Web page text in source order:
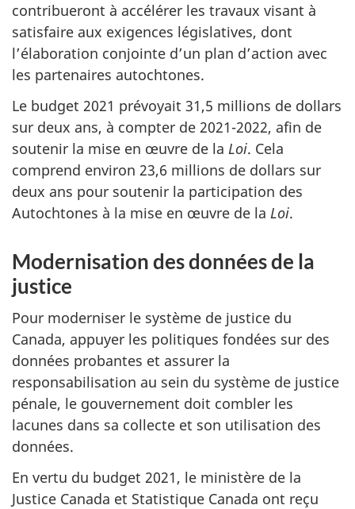
contribueront à accélérer les travaux visant à
satisfaire aux exigences législatives, dont
l’élaboration conjointe d’un plan d’action avec
les partenaires autochtones.
Le budget 2021 prévoyait 31,5 millions de dollars
sur deux ans, à compter de 2021-2022, afin de
soutenir la mise en œuvre de la Loi. Cela
comprend environ 23,6 millions de dollars sur
deux ans pour soutenir la participation des
Autochtones à la mise en œuvre de la Loi.
Modernisation des données de la
justice
Pour moderniser le système de justice du
Canada, appuyer les politiques fondées sur des
données probantes et assurer la
responsabilisation au sein du système de justice
pénale, le gouvernement doit combler les
lacunes dans sa collecte et son utilisation des
données.
En vertu du budget 2021, le ministère de la
Justice Canada et Statistique Canada ont reçu